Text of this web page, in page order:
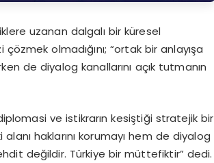
uzanan dalgalı bir küresel
olmadığını; “ortak bir anlayışa
de diyalog kanallarını açık tutmanın
ve istikrarın kesiştiği stratejik bir
haklarını korumayı hem de diyalog
değildir. Türkiye bir müttefiktir” dedi.